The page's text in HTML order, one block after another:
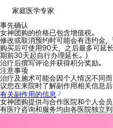
家庭医学专家
事先确认
女神团购的价格已包含增值税。
修改或取消预约时可能会有违约金，
购买后可使用90天，之后最多可延
期前30天起自行办理延长。）
治疗后撰写评论并获得积分奖励。
注意事项
治疗及施术可能会因个人情况不同
议您在来院时了解副作用相关信息后
有关副作用的信息
女神团购提供与合作医院和个人会
有医疗咨询和服务均由各医院独立判